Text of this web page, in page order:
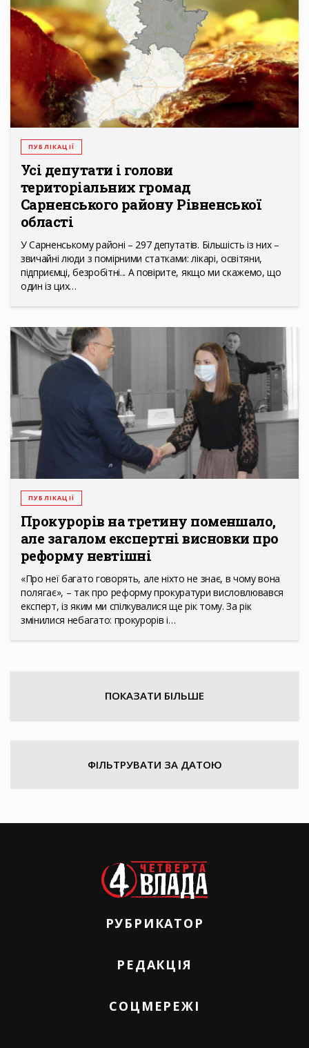
ПУБЛІКАЦІЇ
Усі депутати і голови
територіальних громад
Сарненського району Рівненської
області
У Сарненському районі – 297 депутатів. Більшість із них –
звичайні люди з помірними статками: лікарі, освітяни,
підприємці, безробітні... А повірите, якщо ми скажемо, що
один із цих…
ПУБЛІКАЦІЇ
Прокурорів на третину поменшало,
але загалом експертні висновки про
реформу невтішні
«Про неї багато говорять, але ніхто не знає, в чому вона
полягає», – так про реформу прокуратури висловлювався
експерт, із яким ми спілкувалися ще рік тому. За рік
змінилися небагато: прокурорів і…
ПОКАЗАТИ БІЛЬШЕ
ФІЛЬТРУВАТИ ЗА ДАТОЮ
РУБРИКАТОР
РЕДАКЦІЯ
СОЦМЕРЕЖІ